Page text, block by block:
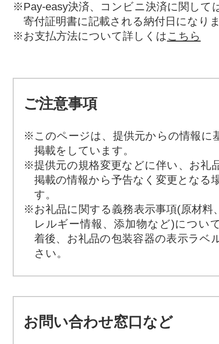
※Pay-easy決済、コンビニ決済に関して
寄付証明書に記載される納付日になり
※お支払方法について詳しくは こちら
ご注意事項
※このページは、提供元からの情報に
掲載をしています。
※提供元の規格変更などに伴い、お礼
掲載の情報から予告なく変更となる
す。
※お礼品に関する義務表示事項(原材料
レルギー情報、添加物など)につい
着後、お礼品の包装容器の表示ラベ
さい。
お問い合わせ窓口など